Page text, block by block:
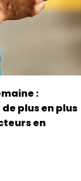
:
plus en plus
en